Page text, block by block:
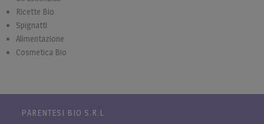
Ricette Bio
Spignatti
Alimentazione
Cosmetica Bio
PARENTESI BIO S.R.L